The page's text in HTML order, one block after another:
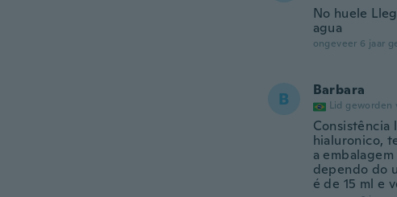
No huele
agua
ongeveer 6 jaar
B Barbara
Lid geworden
hialuronico,
a
dependo do
é de 15 ml e